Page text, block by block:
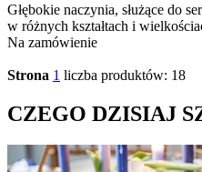
Głębokie naczynia, służące do
w różnych kształtach i
Na zamówienie
Strona 1 liczba produktów: 18
CZEGO DZISIAJ